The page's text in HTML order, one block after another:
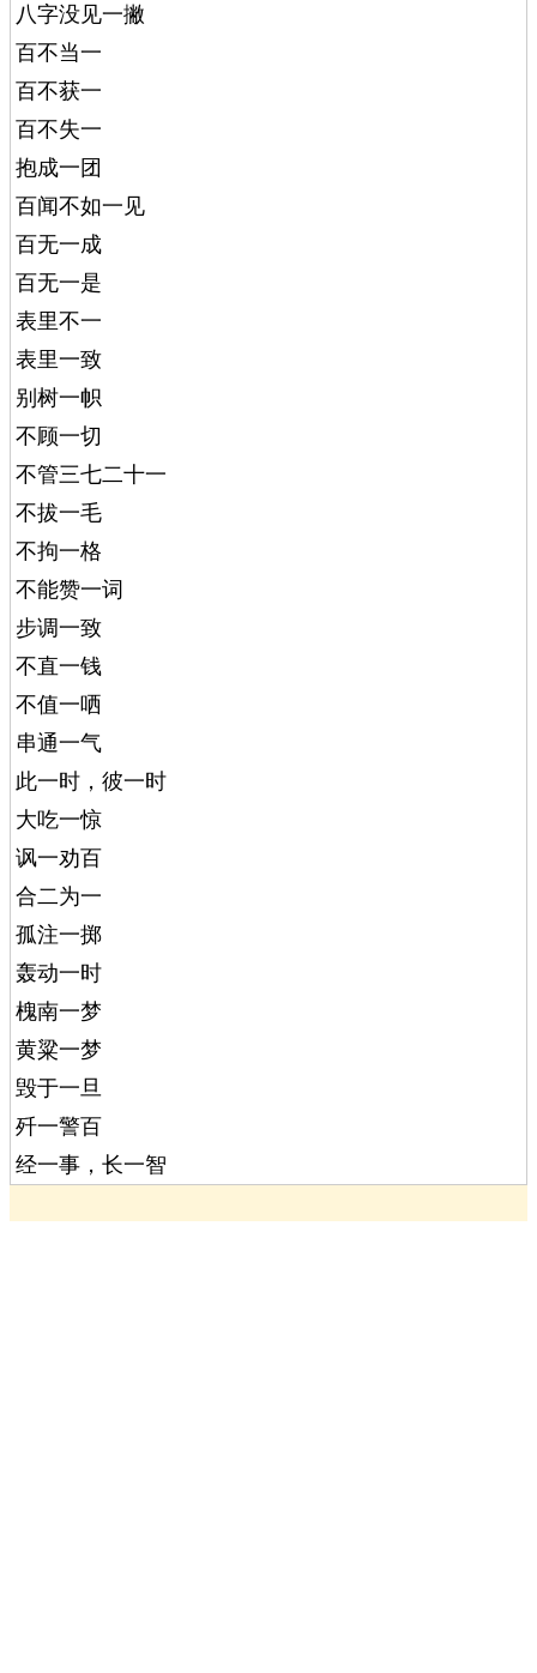
八字没见一撇
百不当一
百不获一
百不失一
抱成一团
百闻不如一见
百无一成
百无一是
表里不一
表里一致
别树一帜
不顾一切
不管三七二十一
不拔一毛
不拘一格
不能赞一词
步调一致
不直一钱
不值一哂
串通一气
此一时，彼一时
大吃一惊
讽一劝百
合二为一
孤注一掷
轰动一时
槐南一梦
黄粱一梦
毁于一旦
歼一警百
经一事，长一智